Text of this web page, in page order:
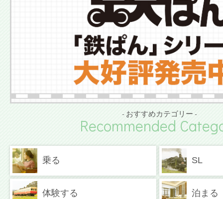
- おすすめカテゴリー -
Recommended
乗る SL
体験する 泊まる